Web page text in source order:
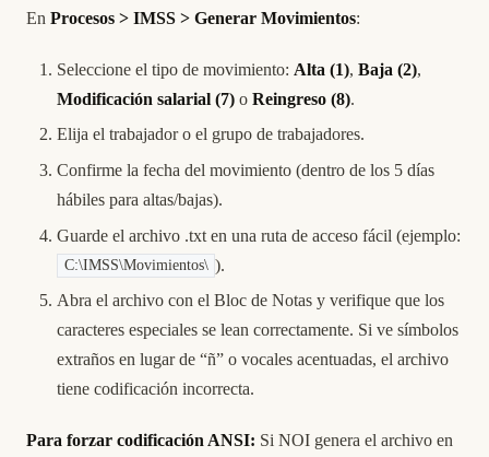
En Procesos > IMSS > Generar Movimientos:
Seleccione el tipo de movimiento: Alta (1), Baja (2),
Modificación salarial (7) o Reingreso (8).
Elija el trabajador o el grupo de trabajadores.
Confirme la fecha del movimiento (dentro de los 5 días
hábiles para altas/bajas).
Guarde el archivo .txt en una ruta de acceso fácil (ejemplo:
C:\IMSS\Movimientos\ ).
Abra el archivo con el Bloc de Notas y verifique que los
caracteres especiales se lean correctamente. Si ve símbolos
extraños en lugar de “ñ” o vocales acentuadas, el archivo
tiene codificación incorrecta.
Para forzar codificación ANSI: Si NOI genera el archivo en